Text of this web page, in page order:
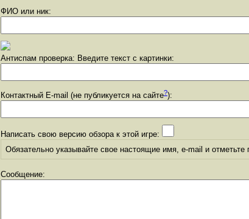
ФИО или ник:
Антиспам проверка: Введите текст с картинки:
Контактный E-mail (не публикуется на сайте?):
Написать свою версию обзора к этой игре:
Обязательно указывайте свое настоящие имя, e-mail и отметьте
Сообщение: